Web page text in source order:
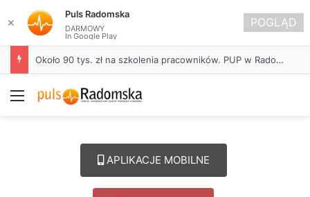
Około 90 tys. zł na szkolenia pracowników. PUP w Radomsku ogłasza nabór wniosków
Menu
APLIKACJE MOBILNE
✕
Puls Radomska
DARMOWY
In Google Play
POGLĄD